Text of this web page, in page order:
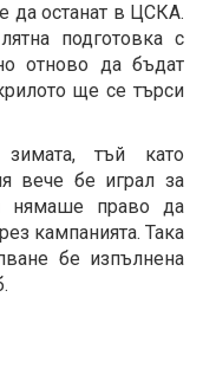
да останат в ЦСКА.
подготовка с
отново да бъдат
ще се търси
тъй като
вече бе играл за
нямаше право да
кампанията. Така
бе изпълнена